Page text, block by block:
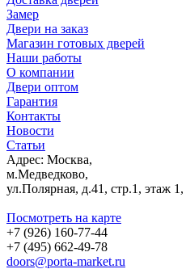
Замер
Двери на заказ
Магазин готовых дверей
Наши работы
О компании
Двери оптом
Гарантия
Контакты
Новости
Статьи
Адрес: Москва,
м.Медведково,
ул.Полярная, д.41, стр.1, этаж
Посмотреть на карте
+7 (926) 160-77-44
+7 (495) 662-49-78
doors@porta-market.ru